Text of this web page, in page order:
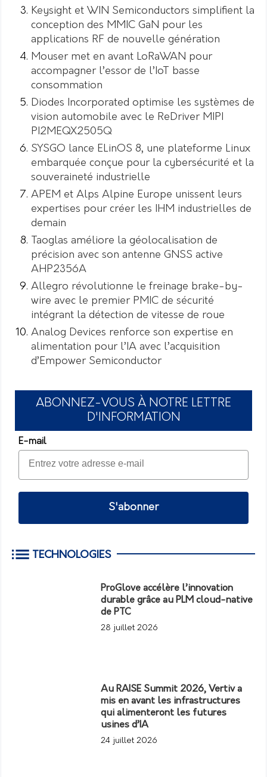
Keysight et WIN Semiconductors simplifient la
conception des MMIC GaN pour les
applications RF de nouvelle génération
Mouser met en avant LoRaWAN pour
accompagner l’essor de l’IoT basse
consommation
Diodes Incorporated optimise les systèmes de
vision automobile avec le ReDriver MIPI
PI2MEQX2505Q
SYSGO lance ELinOS 8, une plateforme Linux
embarquée conçue pour la cybersécurité et la
souveraineté industrielle
APEM et Alps Alpine Europe unissent leurs
expertises pour créer les IHM industrielles de
demain
Taoglas améliore la géolocalisation de
précision avec son antenne GNSS active
AHP2356A
Allegro révolutionne le freinage brake-by-
wire avec le premier PMIC de sécurité
intégrant la détection de vitesse de roue
Analog Devices renforce son expertise en
alimentation pour l’IA avec l’acquisition
d’Empower Semiconductor
ABONNEZ-VOUS À NOTRE LETTRE
D'INFORMATION
E-mail
S'abonner
TECHNOLOGIES
ProGlove accélère l’innovation
durable grâce au PLM cloud-native
de PTC
28 juillet 2026
Au RAISE Summit 2026, Vertiv a
mis en avant les infrastructures
qui alimenteront les futures
usines d’IA
24 juillet 2026